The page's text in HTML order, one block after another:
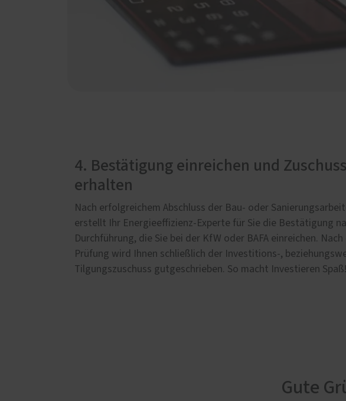
4. Bestätigung einreichen und Zuschuss
erhalten
Nach erfolgreichem Abschluss der Bau- oder
erstellt Ihr Energieeffizienz-Experte für Sie die Bestätigung
Durchführung, die Sie bei der KfW oder BAFA einreichen. Nach
Prüfung wird Ihnen schließlich der Investitions-,
Tilgungszuschuss gutgeschrieben. So macht Investieren Spaß!
Gute